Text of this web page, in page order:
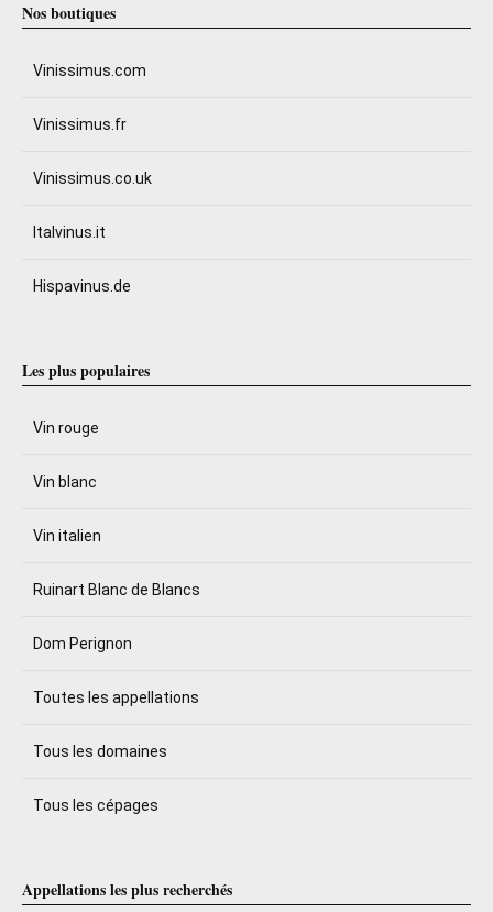
Nos boutiques
Vinissimus.com
Vinissimus.fr
Vinissimus.co.uk
Italvinus.it
Hispavinus.de
Les plus populaires
Vin rouge
Vin blanc
Vin italien
Ruinart Blanc de Blancs
Dom Perignon
Toutes les appellations
Tous les domaines
Tous les cépages
Appellations les plus recherchés